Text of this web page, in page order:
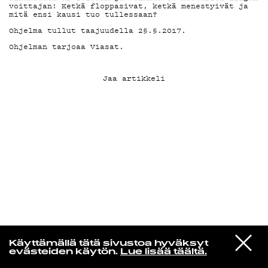
Käyttämällä tätä sivustoa hyväksyt
evästeiden käytön. Lue lisää täältä.
VIESTI
STUDIOON
Radio Helsingin aamut
voittajan! Ketkä floppasivat, ketkä menestyivät ja
mitä ensi kausi tuo tullessaan?
Ohjelma tullut taajuudella 25.5.2017.
Ohjelman tarjoaa Viasat.
Jaa artikkeli